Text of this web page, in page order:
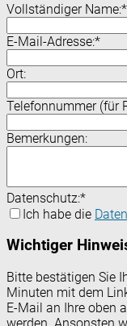
Vollständiger Name:*
E-Mail-Adresse:*
Ort:
Telefonnummer (für
Bemerkungen:
Datenschutz:*
Ich habe die
Wichtiger
Bitte bestätigen Sie
Minuten mit dem
E-Mail an Ihre oben